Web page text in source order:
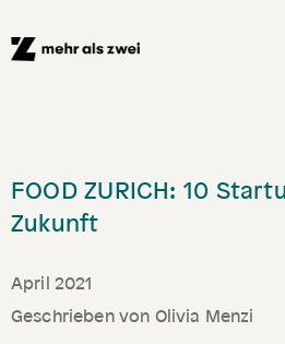
FOOD ZURICH: 10
Zukunft
April 2021
Geschrieben von Olivia Menzi